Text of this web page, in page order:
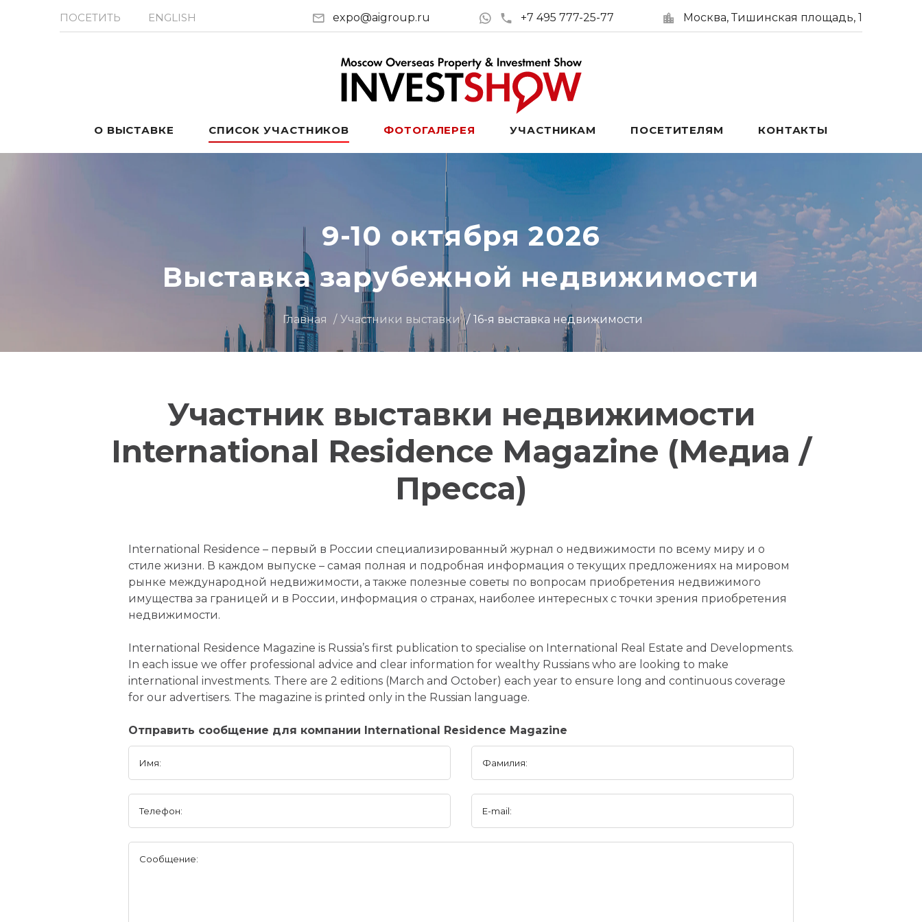
ПОСЕТИТЬ ENGLISH expo@aigroup.ru +7 495 777-25-77 Москва, Тишинская площадь, 1
О ВЫСТАВКЕ СПИСОК УЧАСТНИКОВ ФОТОГАЛЕРЕЯ УЧАСТНИКАМ ПОСЕТИТЕЛЯМ КОНТАКТЫ
9-10 октября 2026
Выставка зарубежной недвижимости
Главная Участники выставки 16-я выставка недвижимости
Участник выставки недвижимости
International Residence Magazine (Медиа /
Пресса)
International Residence – первый в России специализированный журнал о недвижимости по всему миру и о
стиле жизни. В каждом выпуске – самая полная и подробная информация о текущих предложениях на мировом
рынке международной недвижимости, а также полезные советы по вопросам приобретения недвижимого
имущества за границей и в России, информация о странах, наиболее интересных с точки зрения приобретения
недвижимости.
International Residence Magazine is Russia’s first publication to specialise on International Real Estate and Developments.
In each issue we offer professional advice and clear information for wealthy Russians who are looking to make
international investments. There are 2 editions (March and October) each year to ensure long and continuous coverage
for our advertisers. The magazine is printed only in the Russian language.
Отправить сообщение для компании International Residence Magazine
Имя: Фамилия:
Телефон: E-mail:
Сообщение: